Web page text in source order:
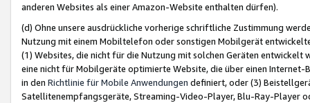
anderen Websites als einer Amazon-Website enthalten dürfen).
(d) Ohne unsere ausdrückliche vorherige schriftliche Zustimmung
Nutzung mit einem Mobiltelefon oder sonstigen Mobilgerät
(1) Websites, die nicht für die Nutzung mit solchen Geräten
eine nicht für Mobilgeräte optimierte Website, die über einen
in den Richtlinie für Mobile Anwendungen definiert, oder (3)
Satellitenempfangsgeräte, Streaming-Video-Player, Blu-Ray-Player